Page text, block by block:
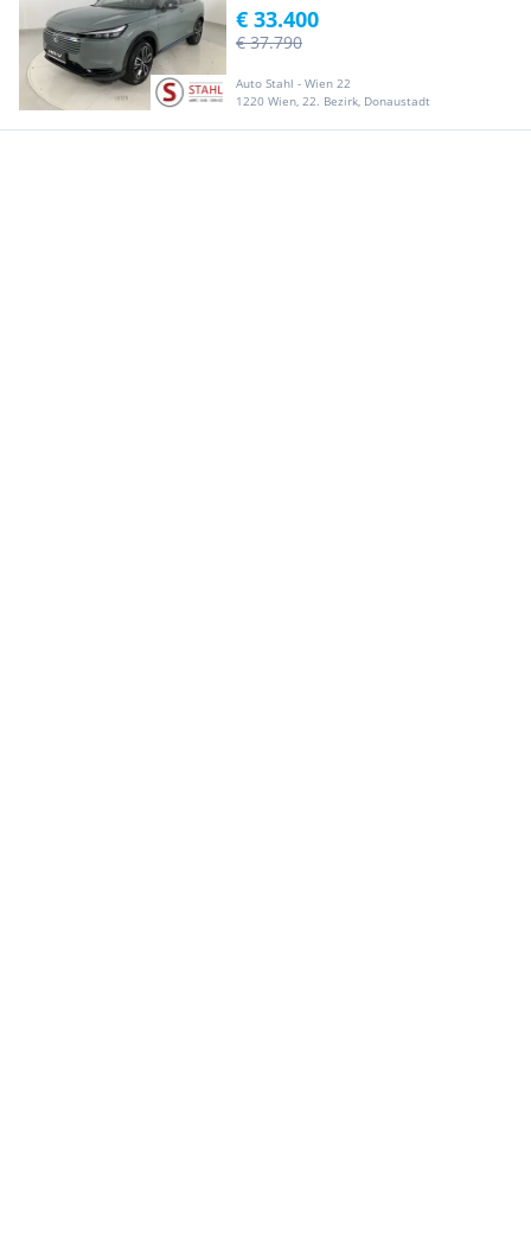
Auto Stahl - Wien 22
1220 Wien, 22. Bezirk, Donaustadt
€ 37.790
€ 33.400